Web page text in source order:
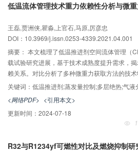
低温流体管理技术重力依赖性分析与微
王磊,贾洲侠,瞿淼,上官石,马原,厉彦忠
DOI：10.3969/j.issn.0253-4339.2021.04.001
摘要： 本文梳理了低温推进剂空间流体管理（
载试验研究进展，基于技术成熟度提升需求，
赖关系。对比分析了多种微重力获取方法的技
对开展微重力试验提供了方案建议：常规低温工
应将液氢与液氧、液甲烷分类研究；可采用液
载试验系统；而液氢必须采用真实流体开展搭
试验是验证各类CFM技术有效性不可替代的方
同时，应尽早规划，开展基于轨道飞行器的
关键词： 低温推进剂;蒸发量控制;多层绝热;气液
<网络PDF> <引用本文>
更新时间： 2024-07-18
R32与R1234yf可燃性对比及燃烧抑制研